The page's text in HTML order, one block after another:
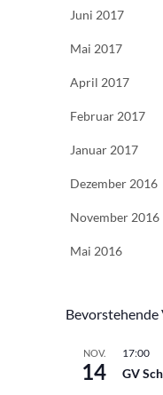
Juni 2017
Mai 2017
April 2017
Februar 2017
Januar 2017
Dezember 2016
November 2016
Mai 2016
NOV.
14
17:00
GV